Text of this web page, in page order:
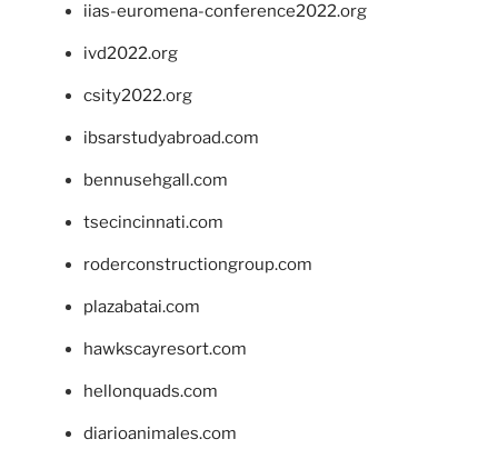
iias-euromena-conference2022.org
ivd2022.org
csity2022.org
ibsarstudyabroad.com
bennusehgall.com
tsecincinnati.com
roderconstructiongroup.com
plazabatai.com
hawkscayresort.com
hellonquads.com
diarioanimales.com